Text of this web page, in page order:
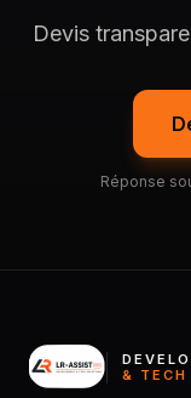
Devis
Réponse
& TECH